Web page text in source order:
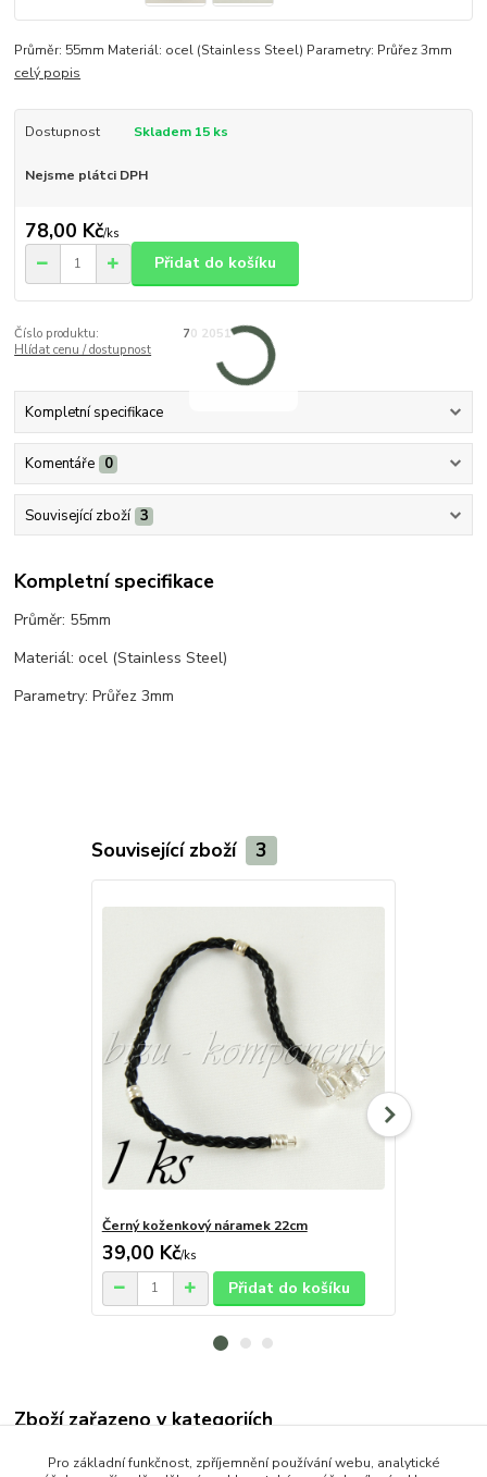
Průměr: 55mm Materiál: ocel (Stainless Steel) Parametry: Průřez 3mm
celý popis
Dostupnost Skladem 15 ks
Nejsme plátci DPH
78,00 Kč/ks
Přidat do košíku
Číslo produktu:
70 2051
Hlídat cenu / dostupnost
Kompletní specifikace
Komentáře 0
Související zboží 3
Kompletní specifikace
Průměr: 55mm
Materiál: ocel (Stainless Steel)
Parametry: Průřez 3mm
Související zboží 3
Černý koženkový náramek 22cm
39,00 Kč/ks
Přidat do košíku
Zboží zařazeno v kategoriích
OCEL (Stainless Steel)
Pro základní funkčnost, zpříjemnění používání webu, analytické